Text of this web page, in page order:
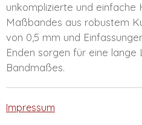
unkomplizierte und einfache
Maßbandes aus robustem
von 0,5 mm und
Enden sorgen für eine lange
Bandmaßes.
Impressum